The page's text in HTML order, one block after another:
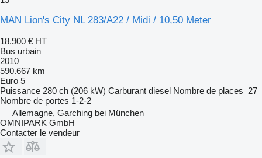
MAN Lion's City NL 283/A22 / Midi / 10,50 Meter
18.900 € HT
Bus urbain
2010
590.667 km
Euro 5
Puissance 280 ch (206 kW) Carburant diesel Nombre de places 27
Nombre de portes 1-2-2
Allemagne, Garching bei München
OMNIPARK GmbH
Contacter le vendeur